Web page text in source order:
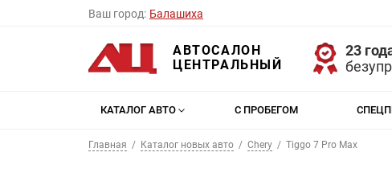
Ваш город: Балашиха
АВТОСАЛОН
ЦЕНТРАЛЬНЫЙ
23
КАТАЛОГ АВТО С ПРОБЕГОМ
Главная Каталог новых авто Chery Tiggo 7 Pro Max